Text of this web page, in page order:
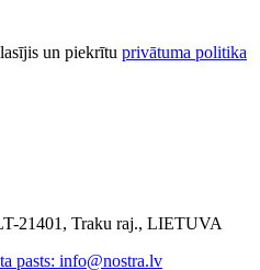
un piekrītu privātuma politika
21401, Traku raj., LIETUVA
pasts: info@nostra.lv